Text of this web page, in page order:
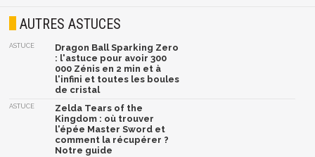
AUTRES ASTUCES
ASTUCE
Dragon Ball Sparking Zero
: l'astuce pour avoir 300
000 Zénis en 2 min et à
l'infini et toutes les boules
de cristal
ASTUCE
Zelda Tears of the
Kingdom : où trouver
l'épée Master Sword et
comment la récupérer ?
Notre guide